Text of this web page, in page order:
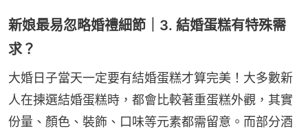
新娘最易忽略婚禮細節｜3. 結婚蛋糕有特殊需
求？
大婚日子當天一定要有結婚蛋糕才算完美！大多數新
人在揀選結婚蛋糕時，都會比較著重蛋糕外觀，其實
份量、顏色、裝飾、口味等元素都需留意。而部分酒